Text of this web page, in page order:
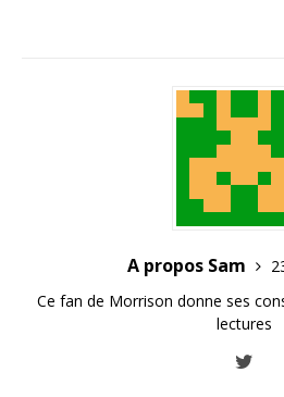
A propos Sam
Ce fan de Morrison donne ses
lectures